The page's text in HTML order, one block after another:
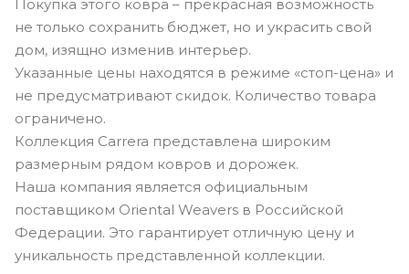
Покупка этого ковра – прекрасная возможность
не только сохранить бюджет, но и украсить свой
дом, изящно изменив интерьер.
Указанные цены находятся в режиме «стоп-цена» и
не предусматривают скидок. Количество товара
ограничено.
Коллекция Carrera представлена широким
размерным рядом ковров и дорожек.
Наша компания является официальным
поставщиком Oriental Weavers в Российской
Федерации. Это гарантирует отличную цену и
уникальность представленной коллекции.